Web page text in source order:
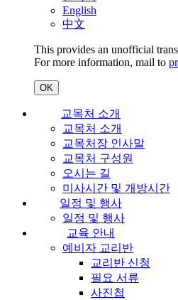
English
中文
This provides an unofficial
For more information, mail to
OK
교목처 소개
교목처 소개
교목처장 인사말
교목처 구성원
오시는 길
미사시간 및 개방시간
일정 및 행사
일정 및 행사
교육 안내
예비자 교리반
교리반 신청
필요 서류
사진첩